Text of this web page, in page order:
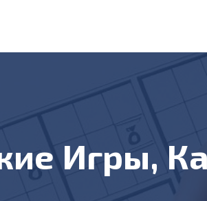
Игры,